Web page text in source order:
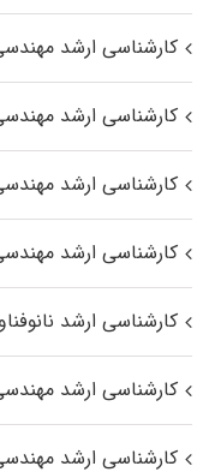
کارشناسی ارشد
کارشناسی ارشد
کارشناسی ارشد
کارشناسی ارشد
کارشناسی ارشد
کارشناسی ارشد
کارشناسی ارشد